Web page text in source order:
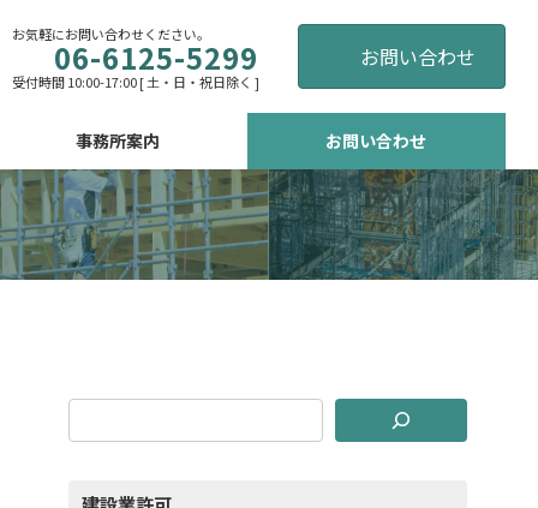
お気軽にお問い合わせください。
06-6125-5299
受付時間 10:00-17:00 [ 土・日・祝日除く ]
お問い合わせ
事務所案内 お問い合わせ